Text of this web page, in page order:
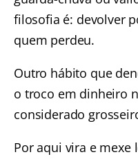
filosofia é: devolver
quem perdeu.
Outro hábito que
o troco em dinheiro
considerado
Por aqui vira e